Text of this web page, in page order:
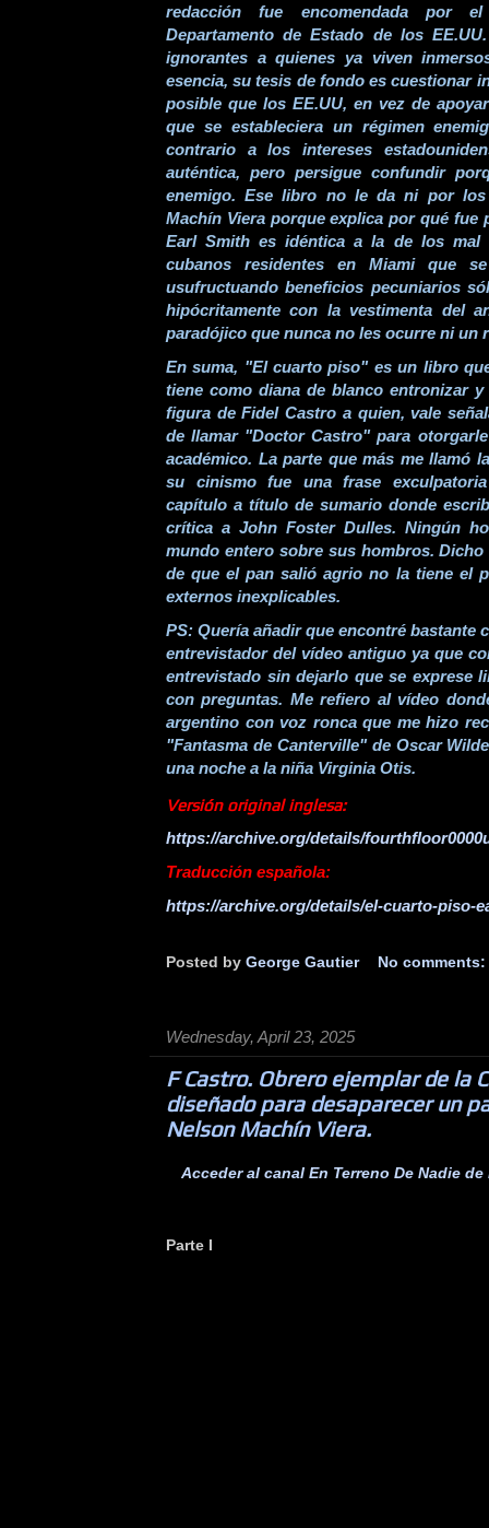
redacción fue encomendada por
Departamento de Estado de los
ignorantes a quienes ya viven
esencia, su tesis de fondo es cuestionar
posible que los EE.UU, en vez de
que se estableciera un régimen
contrario a los intereses
auténtica, pero persigue confundir
enemigo. Ese libro no le da ni por
Machín Viera porque explica por qué fue
Earl Smith es idéntica a la de los mal
cubanos residentes en Miami que
usufructuando beneficios pecuniarios
hipócritamente con la vestimenta del
paradójico que nunca no les ocurre ni un
En suma, "El cuarto piso" es un libro
tiene como diana de blanco entronizar
figura de Fidel Castro a quien, vale
de llamar "Doctor Castro" para
académico. La parte que más me llamó
su cinismo fue una frase
capítulo a título de sumario donde
crítica a John Foster Dulles. Ningún
mundo entero sobre sus hombros.
de que el pan salió agrio no la tiene el
externos inexplicables.
PS: Quería añadir que encontré bastante
entrevistador del vídeo antiguo ya que
entrevistado sin dejarlo que se exprese
con preguntas. Me refiero al vídeo
argentino con voz ronca que me hizo
"Fantasma de Canterville" de Oscar
una noche a la niña Virginia Otis.
Versión original inglesa:
https://archive.org/details/
Traducción española:
https://archive.org/details/el-cuarto-piso-
Posted by George Gautier No comments:
Wednesday, April 23, 2025
F Castro. Obrero ejemplar de la
diseñado para desaparecer un
Nelson Machín Viera.
Acceder al canal En Terreno De Nadie
Parte I